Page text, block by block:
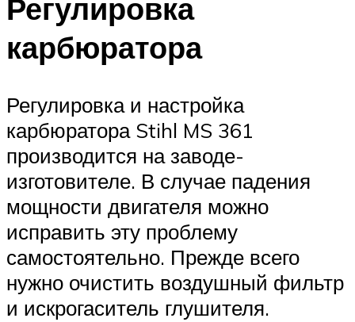
Регулировка
карбюратора
Регулировка и настройка
карбюратора Stihl MS 361
производится на заводе-
изготовителе. В случае падения
мощности двигателя можно
исправить эту проблему
самостоятельно. Прежде всего
нужно очистить воздушный фильтр
и искрогаситель глушителя.